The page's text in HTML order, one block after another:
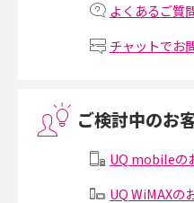
Threads（スレッズ）とは？主な
Instagram（インスタグラム）でス
よくあるご質
チャットでお
ご検討中のお
UQ mobileの
UQ WiMAXの